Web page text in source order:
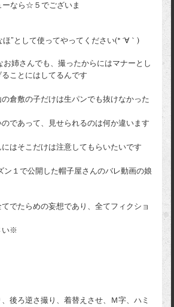
ーなら☆５でございま
ほ”として使ってやってください(* ´∀｀)
お姉さんでも、撮ったからにはマナーとし
ことにはしてるんです
倉敷の子だけは生パンでも抜けなかった
であって、見せられるのは何か違います
はそこだけは注意してもらいたいです
ン１で公開した帽子屋さんのバレ動画の娘
でたらめの妄想であり、全てフィクショ
い※
後ろ逆さ撮り、着替えさせ、Ｍ字、ハミ